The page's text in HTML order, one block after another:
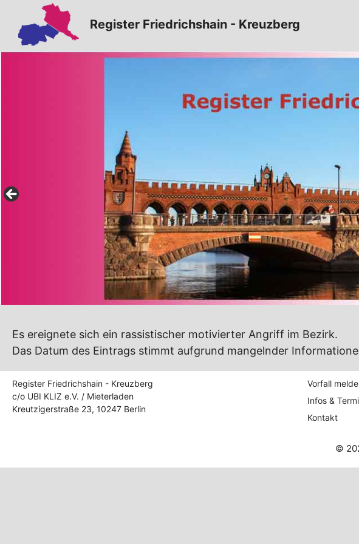
Inhalt
springen
Register Friedrichshain - Kreuzberg
Es ereignete sich ein rassistischer motivierter Angriff im Bezirk.
Das Datum des Eintrags stimmt aufgrund mangelnder
Register Friedrichshain - Kreuzberg
c/o UBI KLIZ e.V. / Mieterladen
Kreutzigerstraße 23, 10247 Berlin
Vorfall
Infos &
Kontakt
©